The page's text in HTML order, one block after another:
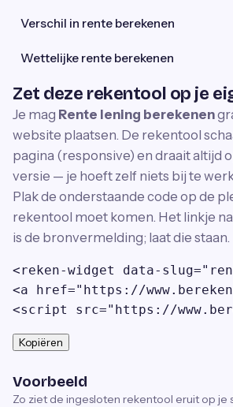
Verschil in rente berekenen
Wettelijke rente berekenen
Zet deze rekentool op je
Je mag Rente lening berekenen
website plaatsen. De rekentool
pagina (responsive) en draait altijd
versie — je hoeft zelf niets bij te
Plak de onderstaande code op de
rekentool moet komen. Het linkje
is de bronvermelding; laat die staan.
<reken-widget data-
<a href="https://
<script src="https://
Kopiëren
Voorbeeld
Zo ziet de ingesloten rekentool eruit op je